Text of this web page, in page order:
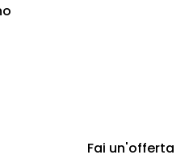
Fai un'offerta